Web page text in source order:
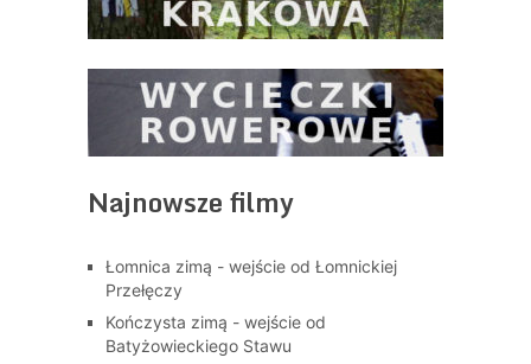
Najnowsze filmy
Łomnica zimą - wejście od Łomnickiej
Przełęczy
Kończysta zimą - wejście od
Batyżowieckiego Stawu